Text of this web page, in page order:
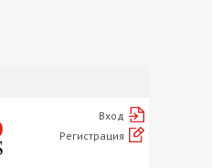
Вход
Регистрация